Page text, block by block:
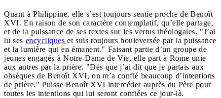
Quant à Philippine, elle s’est toujours sentie proche de Benoît
XVI. En raison de son caractère contemplatif, qu’elle partage,
et de la puissance de ses textes sur les vertus théologales. "J’ai
lu ses encycliques et suis toujours bouleversée par la puissance
et la lumière qui en émanent." Faisant partie d’un groupe de
jeunes engagés à Notre-Dame de Vie, elle part à Rome unie
aux autres par la prière. "Dès que j’ai dit que je partais aux
obsèques de Benoît XVI, on m’a confié beaucoup d’intentions
de prière." Puisse Benoît XVI intercéder auprès du Père pour
toutes les intentions qui lui seront confiées ce jour-là.